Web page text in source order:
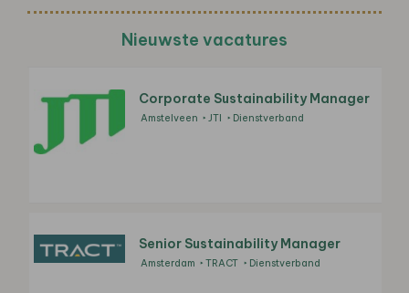
Nieuwste vacatures
Corporate Sustainability Manager
Amstelveen JTI Dienstverband
Senior Sustainability Manager
Amsterdam TRACT Dienstverband